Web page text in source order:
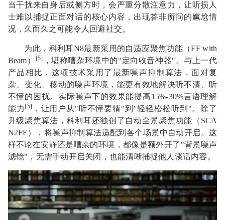
当干扰来自身后或侧方时，会严重分散注意力，让听损人
士难以捕捉正面对话的核心内容，出现答非所问的尴尬情
况，久而久之可能令人回避社交。
为此，科利耳N8最新采用的自适应聚焦功能（FF with
Beam）
[5]
，堪称嘈杂环境中的"定向收音神器"。与上一代
产品相比，这项技术采用了最新噪声抑制算法，面对复
杂、变化、移动的噪声环境，能更有效地解决听不清、听
不懂的困扰。实际噪声下的效果能提高15%-30%言语理解
能力 [5]
，让用户从"听不懂要猜"到"轻轻松松听到"。除了
升级聚焦算法，科利耳还独创了自动全景聚焦功能（SCA
N2FF），将噪声抑制算法适配到各个场景中自动开启。这
样不论在安静还是嘈杂的环境，都像是额外开了"背景噪声
滤镜"，无需手动开启关闭，也能清晰捕捉他人谈话内容。